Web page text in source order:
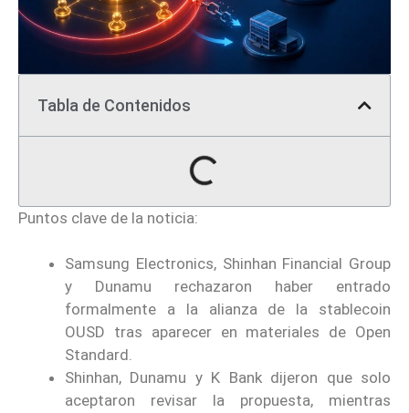
Tabla de Contenidos
Puntos clave de la noticia:
Samsung Electronics, Shinhan Financial Group
y Dunamu rechazaron haber entrado
formalmente a la alianza de la stablecoin
OUSD tras aparecer en materiales de Open
Standard.
Shinhan, Dunamu y K Bank dijeron que solo
aceptaron revisar la propuesta, mientras